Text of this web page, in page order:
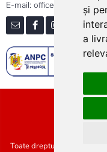
și
a
E-mail: office@calor.ro
Toate drepturile rezervate